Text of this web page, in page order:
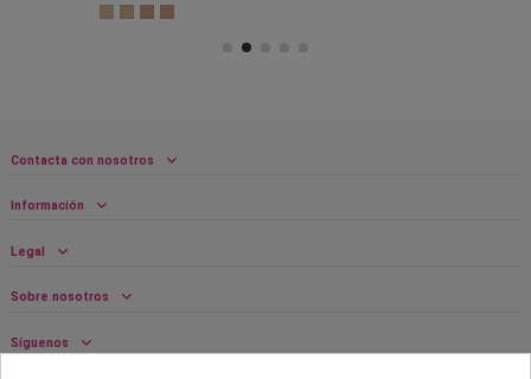
Contacta con nosotros
Información
Legal
Sobre nosotros
Síguenos